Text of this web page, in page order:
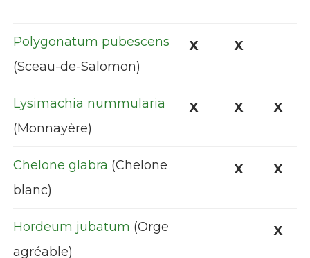
Polygonatum pubescens
(Sceau-de-Salomon)
X X
Lysimachia nummularia
(Monnayère)
X X X
Chelone glabra (Chelone
blanc)
X X
Hordeum jubatum (Orge
agréable)
X